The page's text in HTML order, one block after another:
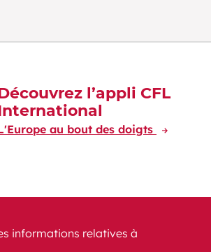
l’appli CFL
au bout des doigts
informations relatives à